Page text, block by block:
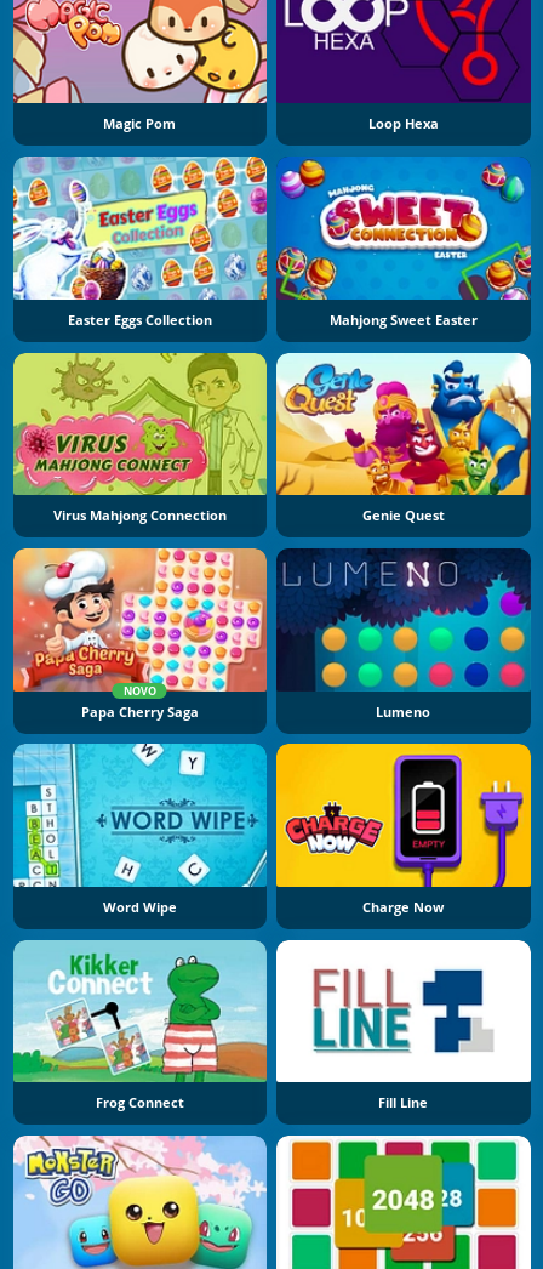
Magic Pom Loop Hexa
Easter Eggs Collection Mahjong Sweet Easter
Virus Mahjong Connection Genie Quest
NOVO
Papa Cherry Saga Lumeno
Word Wipe Charge Now
Frog Connect Fill Line